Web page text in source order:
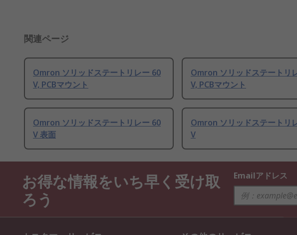
関連ページ
Omron ソリッドステートリレー 60
V, PCBマウント
Omron ソリッドステートリ
V, PCBマウント
Omron ソリッドステートリレー 60
V 表面
Omron ソリッドステートリ
V
お得な情報をいち早く受け取
ろう
Emailアドレス